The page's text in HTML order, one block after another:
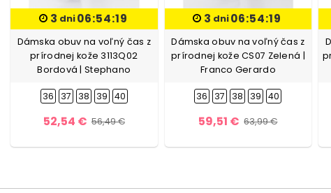
3 dni06:54:18
Dámska obuv na voľný čas z
prírodnej kože 3113Q02
Bordová | Stephano
36 37 38 39 40
52,54 € 56,49 €
3 dni06:54:18
Dámska obuv na voľný čas z
prírodnej kože CS07 Zelená |
Franco Gerardo
36 37 38 39 40
59,51 € 63,99 €